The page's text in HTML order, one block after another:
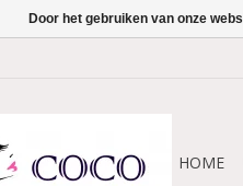
HOME
Door het gebruiken van onze